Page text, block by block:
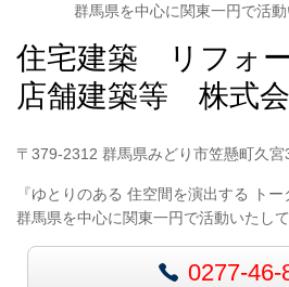
群馬県を中心に関東一円で活
住宅建築 リフォ
店舗建築等 株式
〒379-2312 群馬県みどり市笠懸町久宮
『ゆとりのある 住空間を演出する トー
群馬県を中心に関東一円で活動いたし
0277-46-